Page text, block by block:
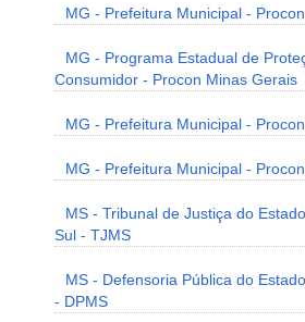
MG - Prefeitura Municipal -
MG - Programa Estadual de
Consumidor - Procon Minas Gerais
MG - Prefeitura Municipal -
MG - Prefeitura Municipal -
MS - Tribunal de Justiça do
Sul - TJMS
MS - Defensoria Pública do
- DPMS